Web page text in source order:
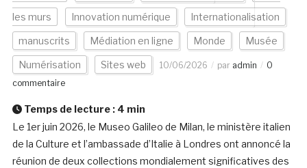
les murs Innovation numérique Internationalisation
manuscrits Médiation en ligne Monde Musée
Numérisation Sites web 10/06/2026 par admin
0
commentaire
Temps de lecture : 4 min
Le 1er juin 2026, le Museo Galileo de Milan, le ministère italien
de la Culture et l’ambassade d’Italie à Londres ont annoncé la
réunion de deux collections mondialement significatives des